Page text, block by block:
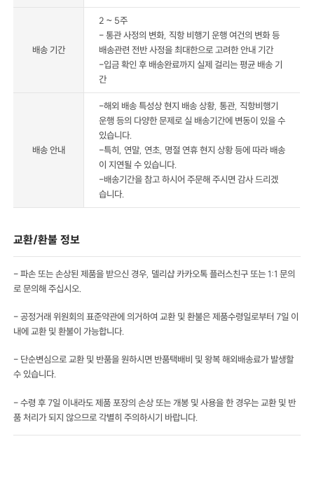
배송 기간
2 ~ 5주
- 통관 사정의 변화, 직항 비행기 운행 여건의 변화 등
배송관련 전반 사정을 최대한으로 고려한 안내 기간
-입금 확인 후 배송완료까지 실제 걸리는 평균 배송 기
간
배송 안내
-해외 배송 특성상 현지 배송 상황, 통관, 직항비행기
운행 등의 다양한 문제로 실 배송기간에 변동이 있을 수
있습니다.
-특히, 연말, 연초, 명절 연휴 현지 상황 등에 따라 배송
이 지연될 수 있습니다.
-배송기간을 참고 하시어 주문해 주시면 감사 드리겠
습니다.
교환/환불 정보
- 파손 또는 손상된 제품을 받으신 경우, 델리샵 카카오톡 플러스친구 또는 1:1 문의
로 문의해 주십시오.
- 공정거래 위원회의 표준약관에 의거하여 교환 및 환불은 제품수령일로부터 7일 이
내에 교환 및 환불이 가능합니다.
- 단순변심으로 교환 및 반품을 원하시면 반품택배비 및 왕복 해외배송료가 발생할
수 있습니다.
- 수령 후 7일 이내라도 제품 포장의 손상 또는 개봉 및 사용을 한 경우는 교환 및 반
품 처리가 되지 않으므로 각별히 주의하시기 바랍니다.